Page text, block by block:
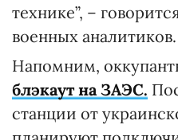
технике”, –
военных аналитиков.
Напомним,
блэкаут на ЗАЭС.
станции от